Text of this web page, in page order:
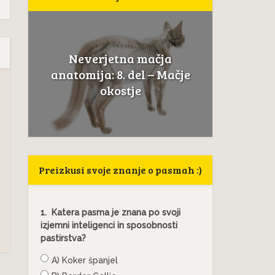
Neverjetna mačja
anatomija: 8. del – Mačje
okostje
Preizkusi svoje znanje o pasmah :)
1.
Katera pasma je znana po svoji
izjemni inteligenci in sposobnosti
pastirstva?
A) Koker španjel